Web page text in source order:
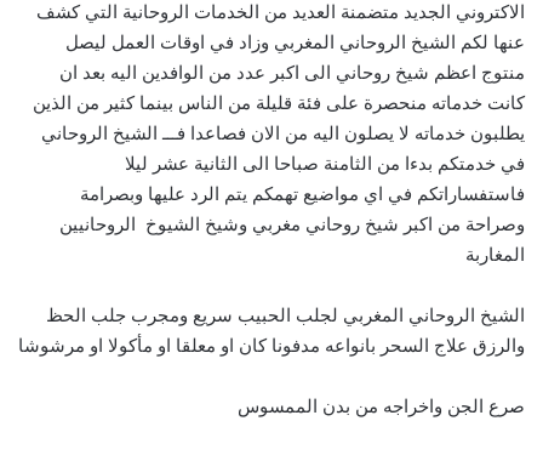
الاكتروني الجديد متضمنة العديد من الخدمات الروحانية التي كشف
عنها لكم الشيخ الروحاني المغربي وزاد في اوقات العمل ليصل
منتوج اعظم شيخ روحاني الى اكبر عدد من الوافدين اليه بعد ان
كانت خدماته منحصرة على فئة قليلة من الناس بينما كثير من الذين
يطلبون خدماته لا يصلون اليه من الان فصاعدا فـــ الشيخ الروحاني
في خدمتكم بدءا من الثامنة صباحا الى الثانية عشر ليلا
فاستفساراتكم في اي مواضيع تهمكم يتم الرد عليها وبصرامة
وصراحة من اكبر شيخ روحاني مغربي وشيخ الشيوخ الروحانيين
المغاربة
الشيخ الروحاني المغربي لجلب الحبيب سريع ومجرب جلب الحظ
والرزق علاج السحر بانواعه مدفونا كان او معلقا او مأكولا او مرشوشا
صرع الجن واخراجه من بدن الممسوس